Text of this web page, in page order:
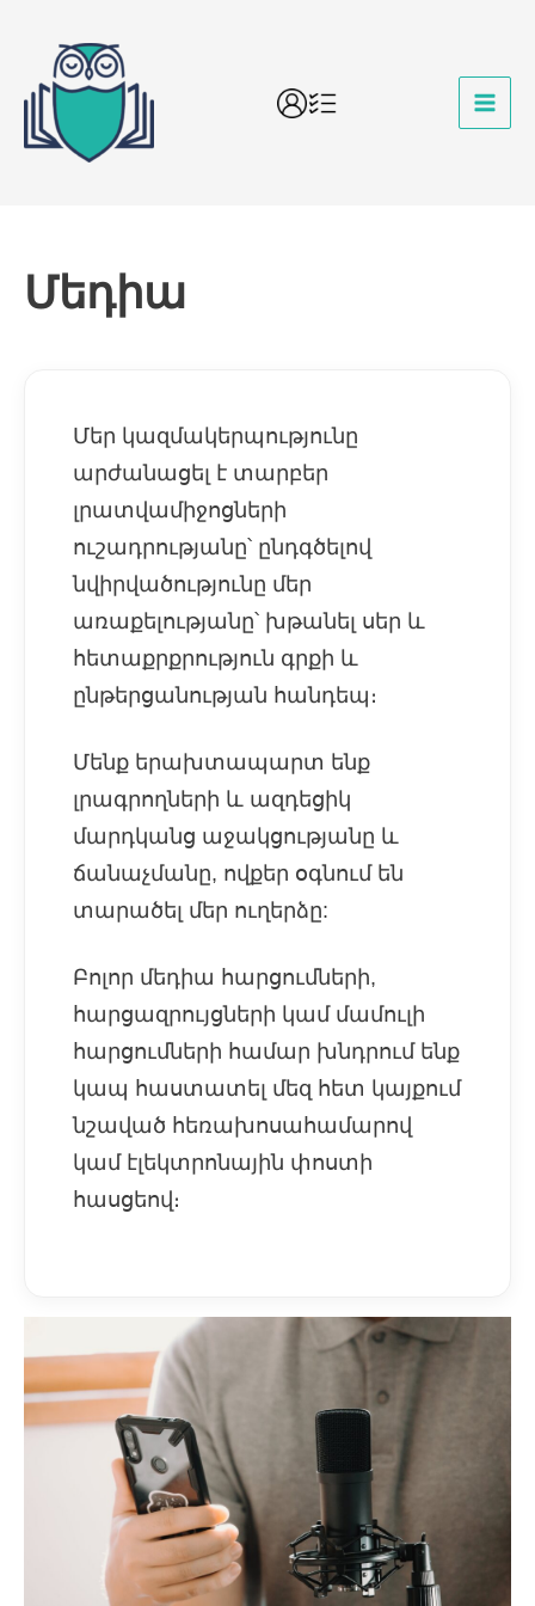
Մեդիա
Մեր կազմակերպությունը
արժանացել է տարբեր
լրատվամիջոցների
ուշադրությանը՝ ընդգծելով
նվիրվածությունը մեր
առաքելությանը՝ խթանել սեր և
հետաքրքրություն գրքի և
ընթերցանության հանդեպ։
Մենք երախտապարտ ենք
լրագրողների և ազդեցիկ
մարդկանց աջակցությանը և
ճանաչմանը, ովքեր օգնում են
տարածել մեր ուղերձը:
Բոլոր մեդիա հարցումների,
հարցազրույցների կամ մամուլի
հարցումների համար խնդրում ենք
կապ հաստատել մեզ հետ կայքում
նշաված հեռախոսահամարով
կամ էլեկտրոնային փոստի
հասցեով։